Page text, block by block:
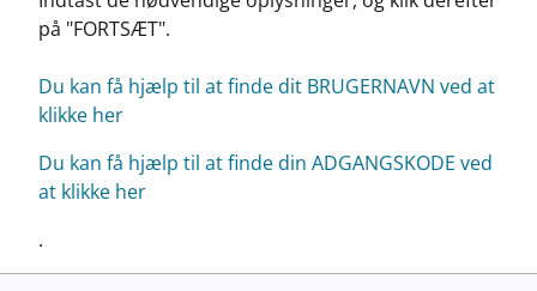
på "FORTSÆT".
Du kan få hjælp til at finde dit BRUGERNAVN ved at
klikke her
Du kan få hjælp til at finde din ADGANGSKODE ved
at klikke her
.